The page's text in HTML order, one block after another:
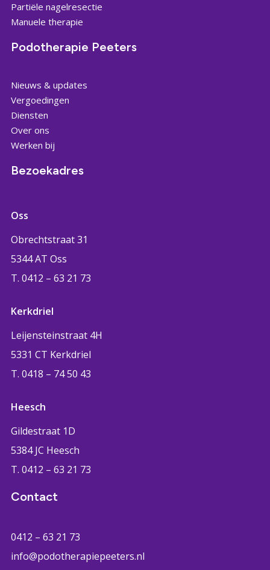
Partiële nagelresectie
Manuele therapie
Podotherapie Peeters
Nieuws & updates
Vergoedingen
Diensten
Over ons
Werken bij
Bezoekadres
Oss
Obrechtstraat 31
5344 AT Oss
T. 0412 – 63 21 73
Kerkdriel
Leijensteinstraat 4H
5331 CT Kerkdriel
T. 0418 – 74 50 43
Heesch
Gildestraat 1D
5384 JC Heesch
T. 0412 – 63 21 73
Contact
0412 – 63 21 73
info@podotherapiepeeters.nl